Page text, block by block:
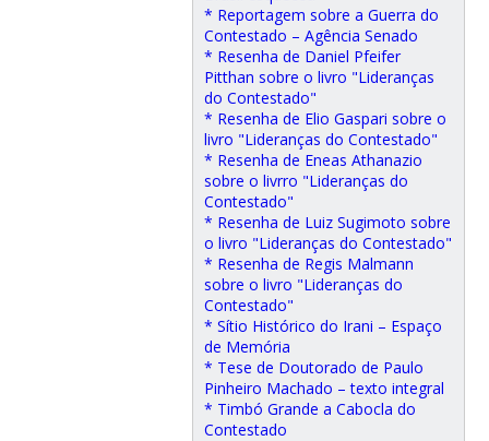
* Reportagem sobre a Guerra do
Contestado – Agência Senado
* Resenha de Daniel Pfeifer
Pitthan sobre o livro "Lideranças
do Contestado"
* Resenha de Elio Gaspari sobre o
livro "Lideranças do Contestado"
* Resenha de Eneas Athanazio
sobre o livrro "Lideranças do
Contestado"
* Resenha de Luiz Sugimoto sobre
o livro "Lideranças do Contestado"
* Resenha de Regis Malmann
sobre o livro "Lideranças do
Contestado"
* Sítio Histórico do Irani – Espaço
de Memória
* Tese de Doutorado de Paulo
Pinheiro Machado – texto integral
* Timbó Grande a Cabocla do
Contestado